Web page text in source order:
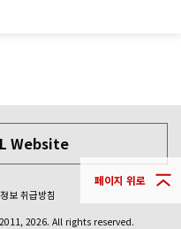
페이지 위로
Website
보 취급방침
2011, 2026. All rights reserved.